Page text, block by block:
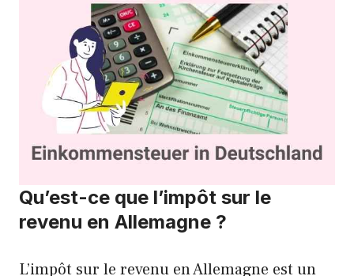
Qu’est-ce que l’impôt sur le
revenu en Allemagne ?
L’impôt sur le revenu en Allemagne est un